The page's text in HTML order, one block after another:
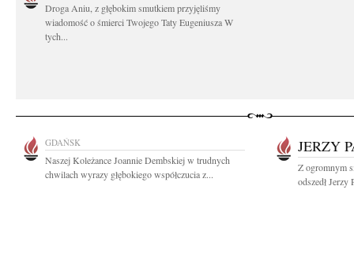
Droga Aniu, z głębokim smutkiem przyjęliśmy
wiadomość o śmierci Twojego Taty Eugeniusza W
tych...
GDAŃSK
Naszej Koleżance Joannie Dembskiej w trudnych
chwilach wyrazy głębokiego współczucia z...
JERZY
Z ogromnym
odszedł